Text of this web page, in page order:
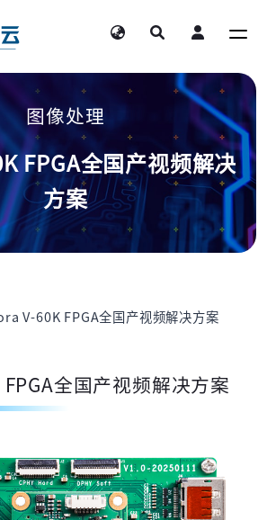
图像处理
FPGA全国产视频解决
方案
V-60K FPGA全国产视频解决方案
全国产视频解决方案